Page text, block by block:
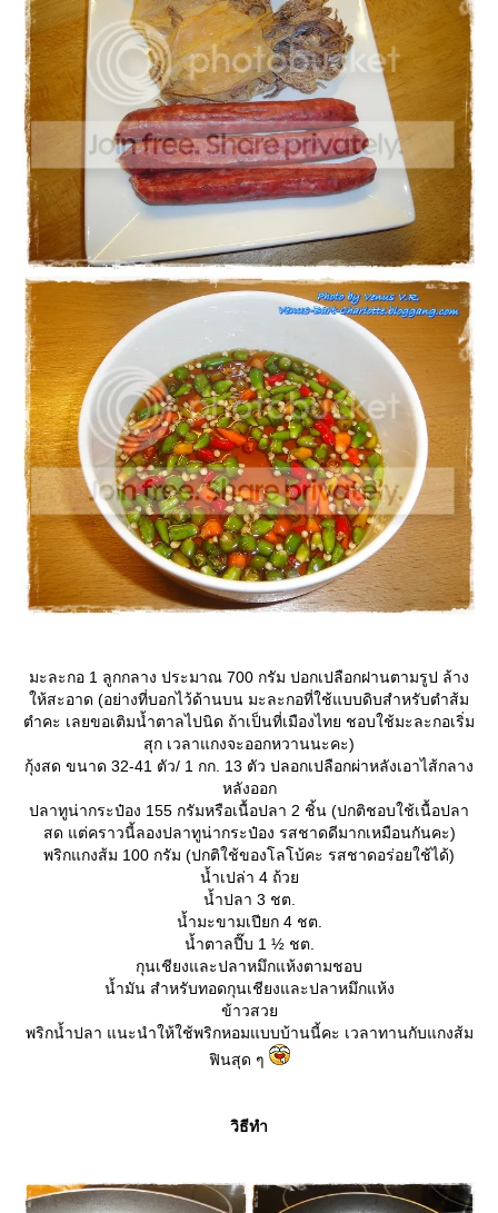
มะละกอ 1 ลูกกลาง ประมาณ 700 กรัม ปอกเปลือกฝานตามรูป ล้าง
ห้สะอาด (อย่างที่บอกไว้ด้านบน มะละกอที่ใช้แบบดิบสำหรับตำส้ม
ตำคะ เลยขอเติมน้ำตาลไปนิด ถ้าเป็นที่เมืองไทย ชอบใช้มะละกอเริ่ม
สุก เวลาแกงจะออกหวานนะคะ)
กุ้งสด ขนาด 32-41 ตัว/ 1 กก. 13 ตัว ปลอกเปลือกผ่าหลังเอาไส้กลาง
หลังออก
ปลาทูน่ากระป๋อง 155 กรัมหรือเนื้อปลา 2 ชิ้น (ปกติชอบใช้เนื้อปลา
สด แต่คราวนี้ลองปลาทูน่ากระป๋อง รสชาดดีมากเหมือนกันคะ)
พริกแกงส้ม 100 กรัม (ปกติใช้ของโลโบ้คะ รสชาดอร่อยใช้ได้)
น้ำเปล่า 4 ถ้ว
น้ำปลา 3 ชต.
น้ำมะขามเปียก 4 ชต.
น้ำตาลปี๊บ 1 ½ ชต.
กุนเชียงและปลาหมึกแห้งตามชอบ
น้ำมัน สำหรับทอดกุนเชียงและปลาหมึกแห้ง
ข้าวสว
พริกน้ำปลา แนะนำให้ใช้พริกหอมแบบบ้านนี้คะ เวลาทานกับแกงส้ม
ฟินสุด ๆ
วิธีทำ